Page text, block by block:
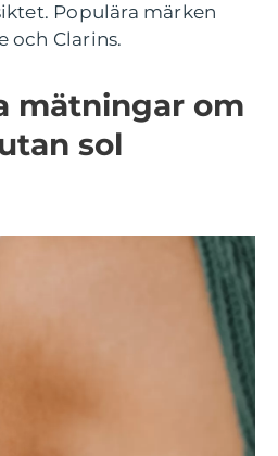
Populära märken
och Clarins.
mätningar om
sol